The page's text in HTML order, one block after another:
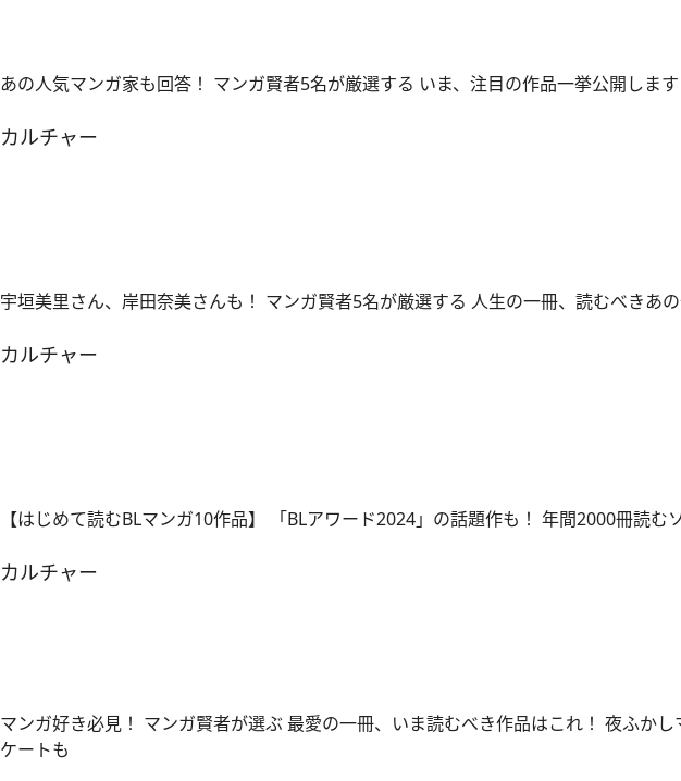
あの人気マンガ家も回答！ マンガ賢者5名が厳選する いま、注目の作品一挙公開します
カルチャー
宇垣美里さん、岸田奈美さんも！ マンガ賢者5名が厳選する 人生の一冊、読むべきあ
カルチャー
【はじめて読むBLマンガ10作品】 「BLアワード2024」の話題作も！ 年間2000冊読む
カルチャー
マンガ好き必見！ マンガ賢者が選ぶ 最愛の一冊、いま読むべき作品はこれ！ 夜ふかし
ケートも